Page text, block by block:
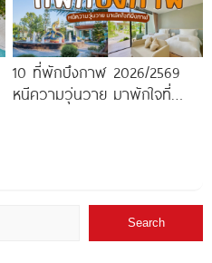
10 ที่พักบึงกาฬ 2026/2569
หนีความวุ่นวาย มาพักใจที่
Search